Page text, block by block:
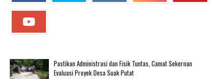
Pastikan Administrasi dan Fisik Tuntas, Camat Sekernan
Evaluasi Proyek Desa Suak Putat